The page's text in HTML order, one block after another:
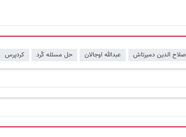
صلاح الدین دمیرتاش عبدالله اوجالان حل مسئله کُرد کردپرس